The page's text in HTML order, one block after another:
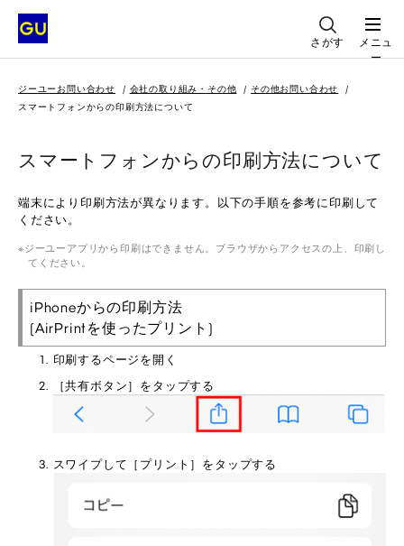
さがす
メニュ
ー
ジーユーお問い合わせ 会社の取り組み・その他
その他お問い合わせ
スマートフォンからの印刷方法について
スマートフォンからの印刷方法について
端末により印刷方法が異なります。以下の手順を参考に印刷して
ください。
ジーユーアプリから印刷はできません。ブラウザからアクセスの上、印刷し
てください。
iPhoneからの印刷方法
(AirPrintを使ったプリント)
印刷するページを開く
［共有ボタン］をタップする
スワイプして［プリント］をタップする